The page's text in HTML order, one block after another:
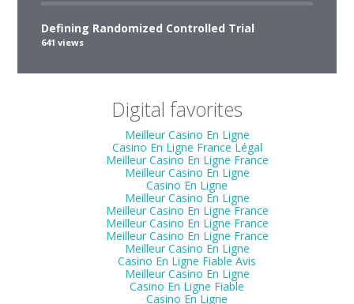
Defining Randomized Controlled Trial
641 views
Digital favorites
Meilleur Casino En Ligne
Casino En Ligne France Légal
Meilleur Casino En Ligne France
Meilleur Casino En Ligne
Casino En Ligne
Meilleur Casino En Ligne
Meilleur Casino En Ligne France
Meilleur Casino En Ligne France
Meilleur Casino En Ligne France
Meilleur Casino En Ligne
Casino En Ligne Fiable Avis
Meilleur Casino En Ligne
Casino En Ligne Fiable
Casino En Ligne